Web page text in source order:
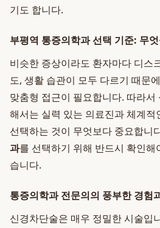
기도 합니다.
부평역 통증의학과 선택 기준: 무
비슷한 증상이라도 환자마다 디스
도, 생활 습관이 모두 다르기 때문
맞춤형 접근이 필요합니다. 따라서
해서는 실력 있는 의료진과 체계
선택하는 것이 무엇보다 중요합니
과를 선택하기 위해 반드시 확인해
습니다.
통증의학과 전문의의 풍부한 경험
신경차단술은 매우 정밀한 시술입